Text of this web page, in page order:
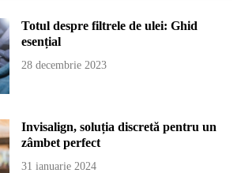
Totul despre filtrele de ulei: Ghid
esențial
28 decembrie 2023
Invisalign, soluția discretă pentru un
zâmbet perfect
31 ianuarie 2024